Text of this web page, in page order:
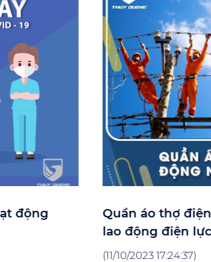
động
Quần áo thợ
lao động điện lực
(11/10/2023 17:24:37)